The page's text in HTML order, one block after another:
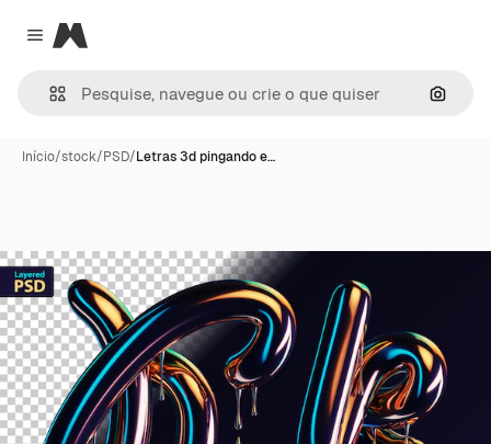
Close menu
Magnific
Início/stock/PSD/Letras 3d pingando e…